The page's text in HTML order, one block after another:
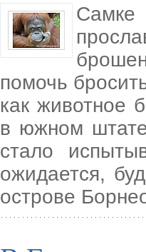
Самке
помочь
как животное
в южном
стало
ожидается,
острове